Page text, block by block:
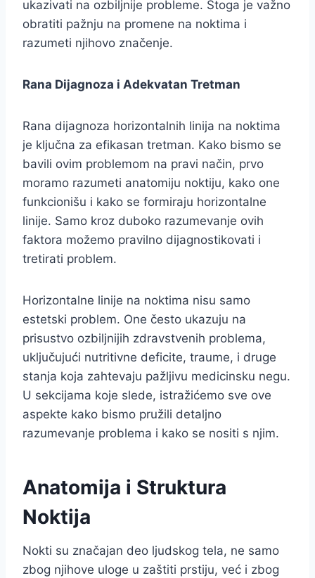
ukazivati na ozbiljnije probleme. Stoga je važno
obratiti pažnju na promene na noktima i
razumeti njihovo značenje.
Rana Dijagnoza i Adekvatan Tretman
Rana dijagnoza horizontalnih linija na noktima
je ključna za efikasan tretman. Kako bismo se
bavili ovim problemom na pravi način, prvo
moramo razumeti anatomiju noktiju, kako one
funkcionišu i kako se formiraju horizontalne
linije. Samo kroz duboko razumevanje ovih
faktora možemo pravilno dijagnostikovati i
tretirati problem.
Horizontalne linije na noktima nisu samo
estetski problem. One često ukazuju na
prisustvo ozbiljnijih zdravstvenih problema,
uključujući nutritivne deficite, traume, i druge
stanja koja zahtevaju pažljivu medicinsku negu.
U sekcijama koje slede, istražićemo sve ove
aspekte kako bismo pružili detaljno
razumevanje problema i kako se nositi s njim.
Anatomija i Struktura
Noktija
Nokti su značajan deo ljudskog tela, ne samo
zbog njihove uloge u zaštiti prstiju, već i zbog